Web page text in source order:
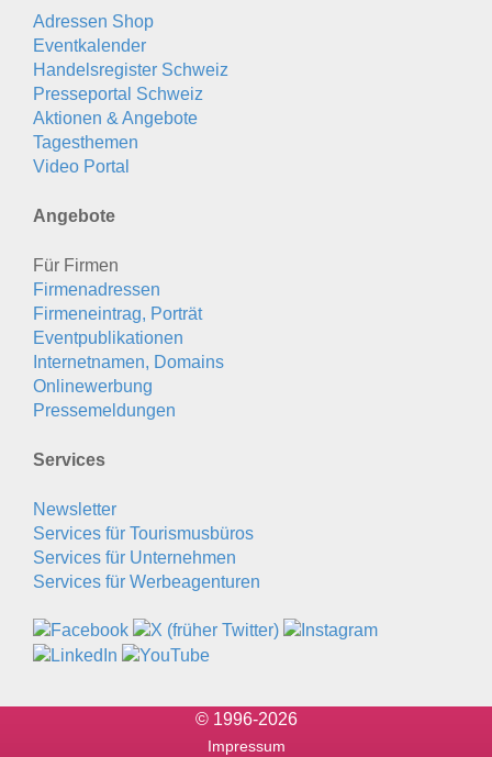
Adressen Shop
Eventkalender
Handelsregister Schweiz
Presseportal Schweiz
Aktionen & Angebote
Tagesthemen
Video Portal
Angebote
Für Firmen
Firmenadressen
Firmeneintrag, Porträt
Eventpublikationen
Internetnamen, Domains
Onlinewerbung
Pressemeldungen
Services
Newsletter
Services für Tourismusbüros
Services für Unternehmen
Services für Werbeagenturen
© 1996-2026
Impressum